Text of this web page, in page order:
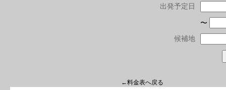
出発予定日
〜
候補地
←料金表へ戻る